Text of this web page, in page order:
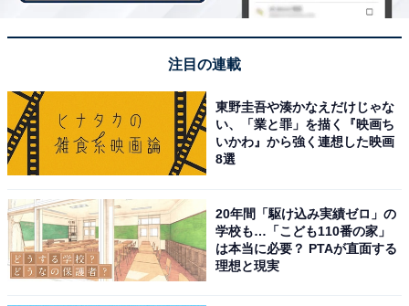
「山里のいおり 草円」は築160年の古民家で囲炉
裏料理と源泉を堪能
注目の連載
東野圭吾や湊かなえだけじゃな
い、「業と罪」を描く『映画ち
いかわ』から強く連想した映画
8選
20年間「駆け込み実績ゼロ」の
学校も…「こども110番の家」
は本当に必要？ PTAが直面する
理想と現実